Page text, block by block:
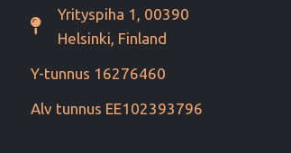
Yrityspiha 1, 00390
Helsinki, Finland
Y-tunnus 16276460
Alv tunnus EE102393796